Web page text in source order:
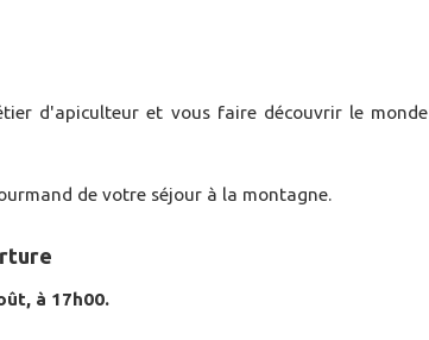
d'apiculteur et vous faire découvrir le monde
de votre séjour à la montagne.
à 17h00.